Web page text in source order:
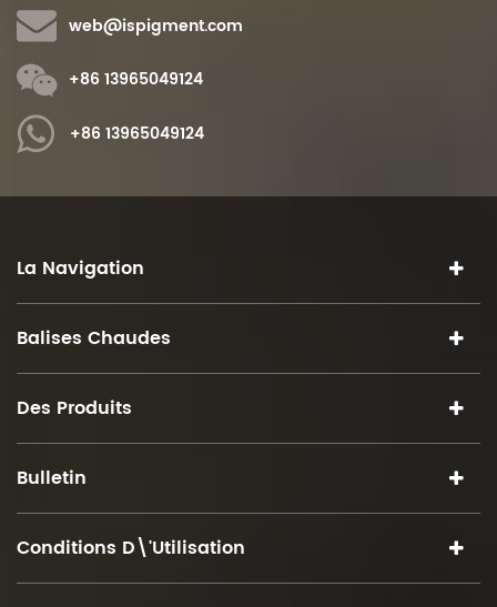
web@ispigment.com
+86 13965049124
+86 13965049124
La Navigation
Balises Chaudes
Des Produits
Bulletin
Conditions D\'utilisation